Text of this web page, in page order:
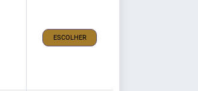
ESCOLHER